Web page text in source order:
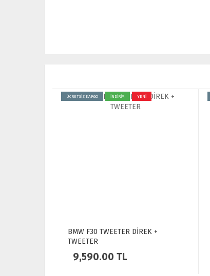
ÜCRETSİZ KARGO İNDİRİM YENİ
BMW F30 TWEETER DİREK +
TWEETER
9,590.00 TL